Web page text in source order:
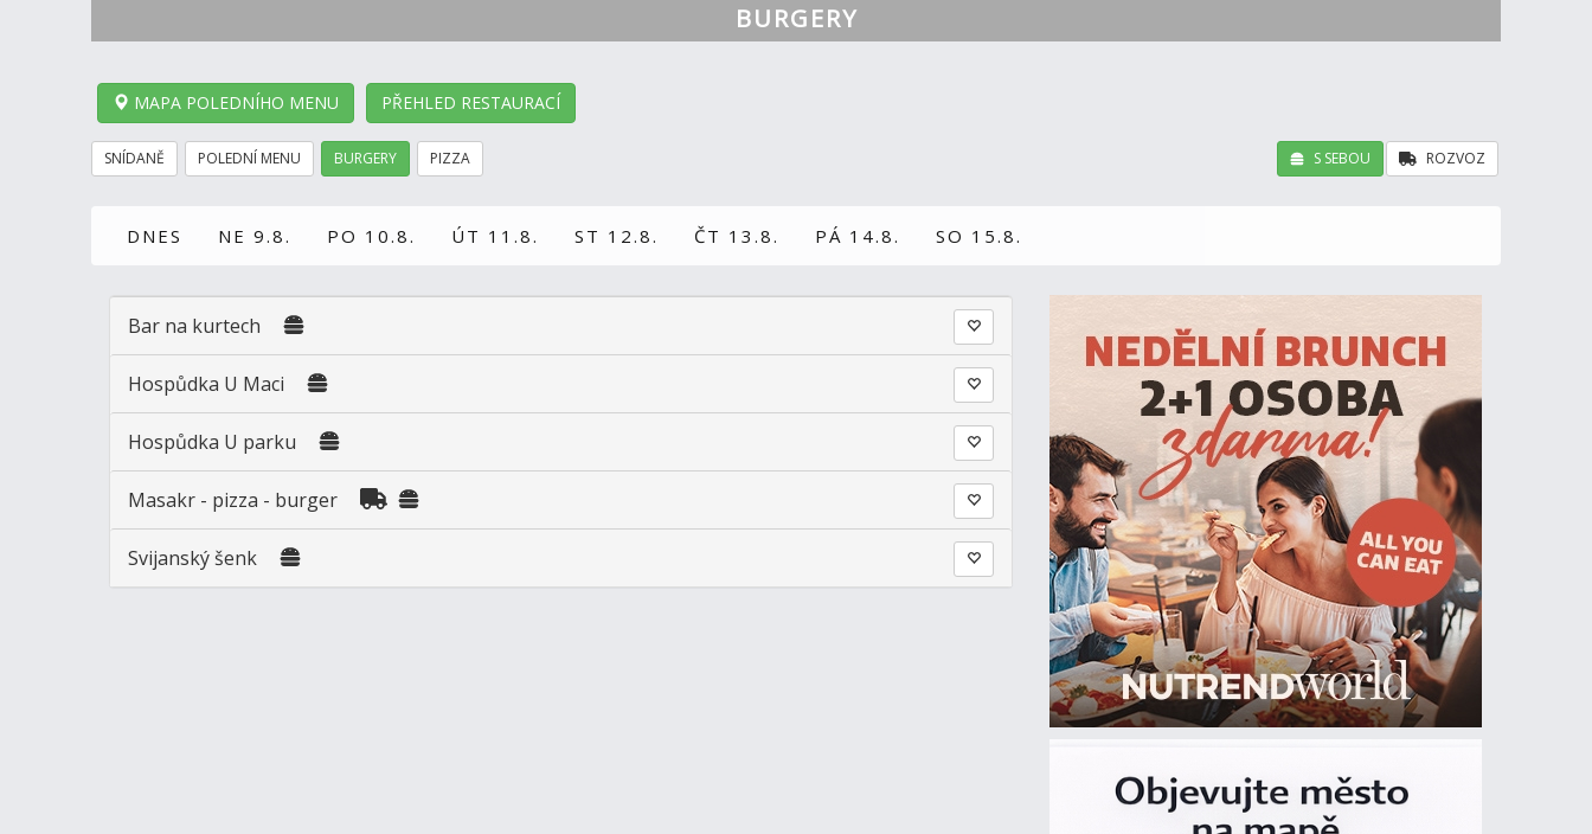
BURGERY
MAPA POLEDNÍHO MENU PŘEHLED RESTAURACÍ
SNÍDANĚ POLEDNÍ MENU BURGERY PIZZA ROZVOZ
S SEBOU
DNES NE 9.8. PO 10.8. ÚT 11.8. ST 12.8. ČT 13.8. PÁ 14.8. SO 15.8.
Bar na kurtech
Hospůdka U Maci
Hospůdka U parku
Masakr - pizza - burger
Svijanský šenk